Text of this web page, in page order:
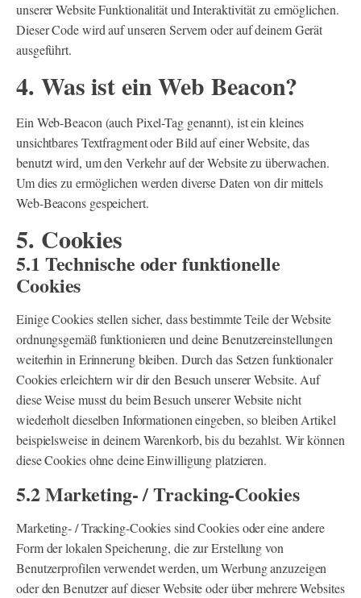
unserer Website Funktionalität und Interaktivität zu ermöglichen.
Dieser Code wird auf unseren Servern oder auf deinem Gerät
ausgeführt.
4. Was ist ein Web Beacon?
Ein Web-Beacon (auch Pixel-Tag genannt), ist ein kleines
unsichtbares Textfragment oder Bild auf einer Website, das
benutzt wird, um den Verkehr auf der Website zu überwachen.
Um dies zu ermöglichen werden diverse Daten von dir mittels
Web-Beacons gespeichert.
5. Cookies
5.1 Technische oder funktionelle
Cookies
Einige Cookies stellen sicher, dass bestimmte Teile der Website
ordnungsgemäß funktionieren und deine Benutzereinstellungen
weiterhin in Erinnerung bleiben. Durch das Setzen funktionaler
Cookies erleichtern wir dir den Besuch unserer Website. Auf
diese Weise musst du beim Besuch unserer Website nicht
wiederholt dieselben Informationen eingeben, so bleiben Artikel
beispielsweise in deinem Warenkorb, bis du bezahlst. Wir können
diese Cookies ohne deine Einwilligung platzieren.
5.2 Marketing- / Tracking-Cookies
Marketing- / Tracking-Cookies sind Cookies oder eine andere
Form der lokalen Speicherung, die zur Erstellung von
Benutzerprofilen verwendet werden, um Werbung anzuzeigen
oder den Benutzer auf dieser Website oder über mehrere Websites